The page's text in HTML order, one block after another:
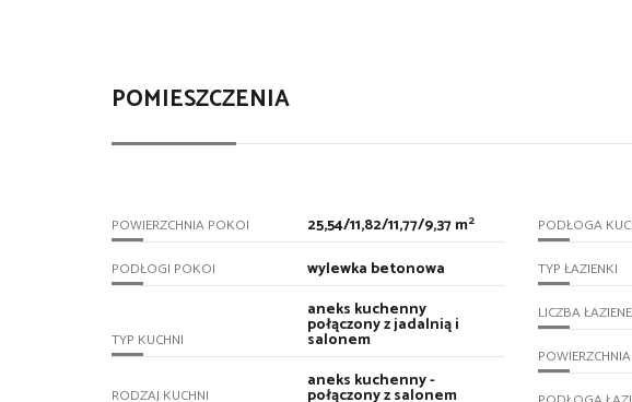
POMIESZCZENIA
POWIERZCHNIA POKOI 25,54/11,82/11,77/9,37 m2
PODŁOGI POKOI wylewka betonowa
TYP KUCHNI
aneks kuchenny
połączony z jadalnią i
salonem
RODZAJ KUCHNI
aneks kuchenny -
połączony z salonem
PODŁOGA
TYP ŁAZIENKI
LICZBA